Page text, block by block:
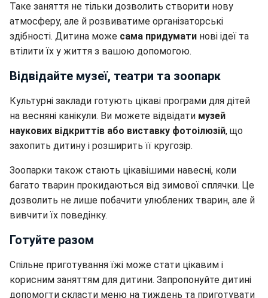
Таке заняття не тільки дозволить створити нову
атмосферу, але й розвиватиме організаторські
здібності. Дитина може сама придумати нові ідеї та
втілити їх у життя з вашою допомогою.
Відвідайте музеї, театри та зоопарк
Культурні заклади готують цікаві програми для дітей
на весняні канікули. Ви можете відвідати музей
наукових відкриттів або виставку фотоілюзій, що
захопить дитину і розширить її кругозір.
Зоопарки також стають цікавішими навесні, коли
багато тварин прокидаються від зимової сплячки. Це
дозволить не лише побачити улюблених тварин, але й
вивчити їх поведінку.
Готуйте разом
Спільне приготування їжі може стати цікавим і
корисним заняттям для дитини. Запропонуйте дитині
допомогти скласти меню на тиждень та приготувати